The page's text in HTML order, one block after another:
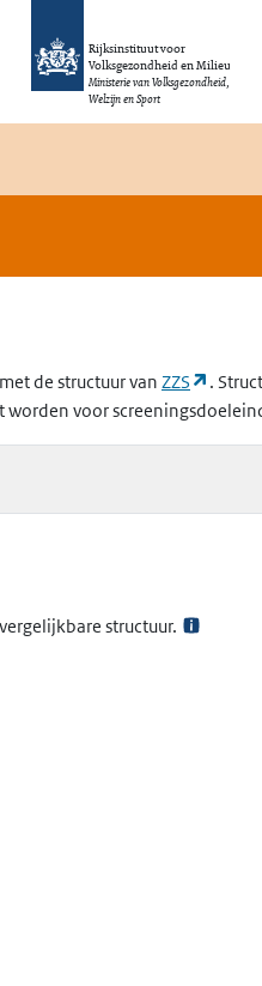
Rijksinstituut voor
Volksgezondheid en Milieu
Ministerie van Volksgezondheid,
Welzijn en Sport
de structuur van ZZS
.
voor
structuur.